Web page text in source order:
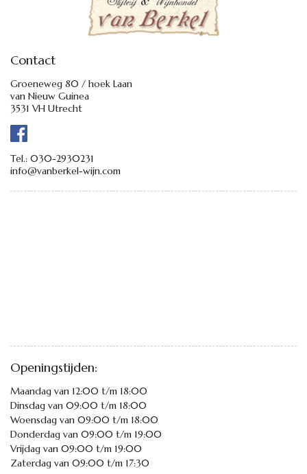
Contact
Groeneweg 80 / hoek Laan
van Nieuw Guinea
3531 VH Utrecht
Tel.: 030-2930231
info@vanberkel-wijn.com
Openingstijden:
Maandag van 12:00 t/m 18:00
Dinsdag van 09:00 t/m 18:00
Woensdag van 09:00 t/m 18:00
Donderdag van 09:00 t/m 19:00
Vrijdag van 09:00 t/m 19:00
Zaterdag van 09:00 t/m 17:30